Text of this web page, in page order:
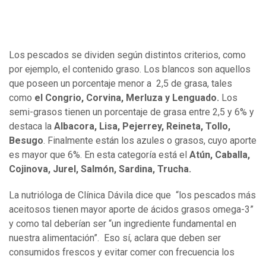
Los pescados se dividen según distintos criterios, como
por ejemplo, el contenido graso. Los blancos son aquellos
que poseen un porcentaje menor a 2,5 de grasa, tales
como el Congrio, Corvina, Merluza y Lenguado. Los
semi-grasos tienen un porcentaje de grasa entre 2,5 y 6% y
destaca la Albacora, Lisa, Pejerrey, Reineta, Tollo,
Besugo. Finalmente están los azules o grasos, cuyo aporte
es mayor que 6%. En esta categoría está el Atún, Caballa,
Cojinova, Jurel, Salmón, Sardina, Trucha.
La nutrióloga de Clínica Dávila dice que “los pescados más
aceitosos tienen mayor aporte de ácidos grasos omega-3”
y como tal deberían ser “un ingrediente fundamental en
nuestra alimentación”. Eso sí, aclara que deben ser
consumidos frescos y evitar comer con frecuencia los